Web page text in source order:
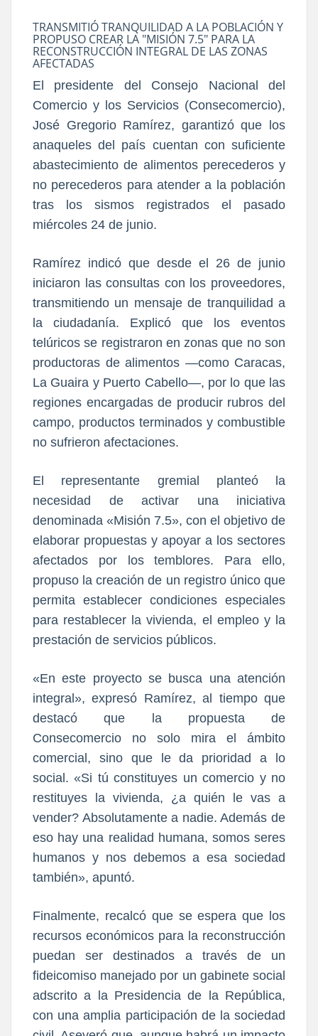
TRANSMITIÓ TRANQUILIDAD A LA POBLACIÓN Y
PROPUSO CREAR LA "MISIÓN 7.5" PARA LA
RECONSTRUCCIÓN INTEGRAL DE LAS ZONAS
AFECTADAS
El presidente del Consejo Nacional del
Comercio y los Servicios (Consecomercio),
José Gregorio Ramírez, garantizó que los
anaqueles del país cuentan con suficiente
abastecimiento de alimentos perecederos y
no perecederos para atender a la población
tras los sismos registrados el pasado
miércoles 24 de junio.
Ramírez indicó que desde el 26 de junio
iniciaron las consultas con los proveedores,
transmitiendo un mensaje de tranquilidad a
la ciudadanía. Explicó que los eventos
telúricos se registraron en zonas que no son
productoras de alimentos —como Caracas,
La Guaira y Puerto Cabello—, por lo que las
regiones encargadas de producir rubros del
campo, productos terminados y combustible
no sufrieron afectaciones.
El representante gremial planteó la
necesidad de activar una iniciativa
denominada «Misión 7.5», con el objetivo de
elaborar propuestas y apoyar a los sectores
afectados por los temblores. Para ello,
propuso la creación de un registro único que
permita establecer condiciones especiales
para restablecer la vivienda, el empleo y la
prestación de servicios públicos.
«En este proyecto se busca una atención
integral», expresó Ramírez, al tiempo que
destacó que la propuesta de
Consecomercio no solo mira el ámbito
comercial, sino que le da prioridad a lo
social. «Si tú constituyes un comercio y no
restituyes la vivienda, ¿a quién le vas a
vender? Absolutamente a nadie. Además de
eso hay una realidad humana, somos seres
humanos y nos debemos a esa sociedad
también», apuntó.
Finalmente, recalcó que se espera que los
recursos económicos para la reconstrucción
puedan ser destinados a través de un
fideicomiso manejado por un gabinete social
adscrito a la Presidencia de la República,
con una amplia participación de la sociedad